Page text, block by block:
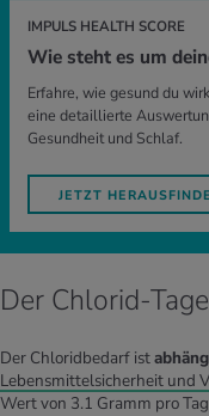
IMPULS HEALTH SCORE
Wie steht es um
Erfahre, wie gesund du
eine detaillierte
Gesundheit und Schlaf.
JETZT
Der Chlorid-
Der Chloridbedarf ist
Lebensmittelsicherheit und
Wert von 3.1 Gramm pro